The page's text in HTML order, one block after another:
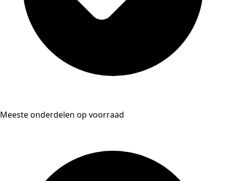
Meeste onderdelen op voorraad